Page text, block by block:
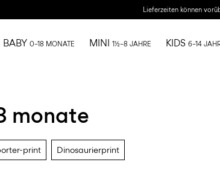
Lieferzeiten können
BABY 0–18 MONATE MINI 1½–8 JAHRE KIDS 6–14
monate
print Dinosaurierprint